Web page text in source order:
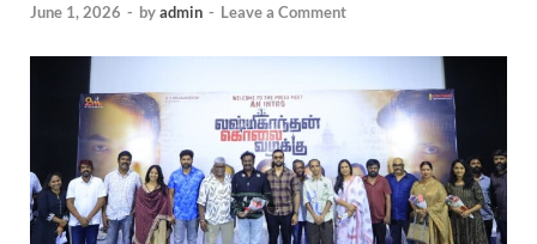
June 1, 2026 - byadmin - Leave a Comment